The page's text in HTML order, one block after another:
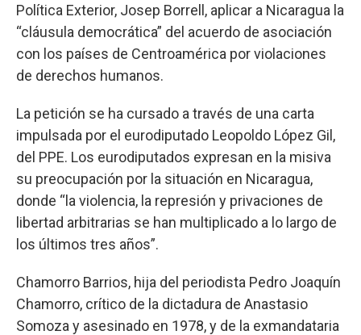
Política Exterior, Josep Borrell, aplicar a Nicaragua la
“cláusula democrática” del acuerdo de asociación
con los países de Centroamérica por violaciones
de derechos humanos.
La petición se ha cursado a través de una carta
impulsada por el eurodiputado Leopoldo López Gil,
del PPE. Los eurodiputados expresan en la misiva
su preocupación por la situación en Nicaragua,
donde “la violencia, la represión y privaciones de
libertad arbitrarias se han multiplicado a lo largo de
los últimos tres años”.
Chamorro Barrios, hija del periodista Pedro Joaquín
Chamorro, crítico de la dictadura de Anastasio
Somoza y asesinado en 1978, y de la exmandataria